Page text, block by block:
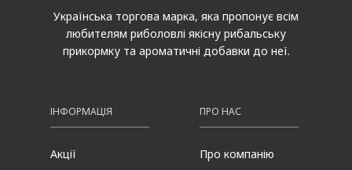
Українська торгова марка, яка пропонує всім
любителям риболовлі якісну рибальську
прикормку та ароматичні добавки до неї.
ІНФОРМАЦІЯ
Акції
ПРО НАС
Про компанію